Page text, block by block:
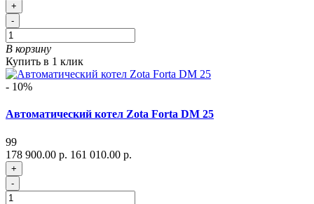
+
-
В корзину
Купить в 1 клик
- 10%
Автоматический котел Zota Forta DM 25
99
178 900.00 р. 161 010.00 р.
+
-